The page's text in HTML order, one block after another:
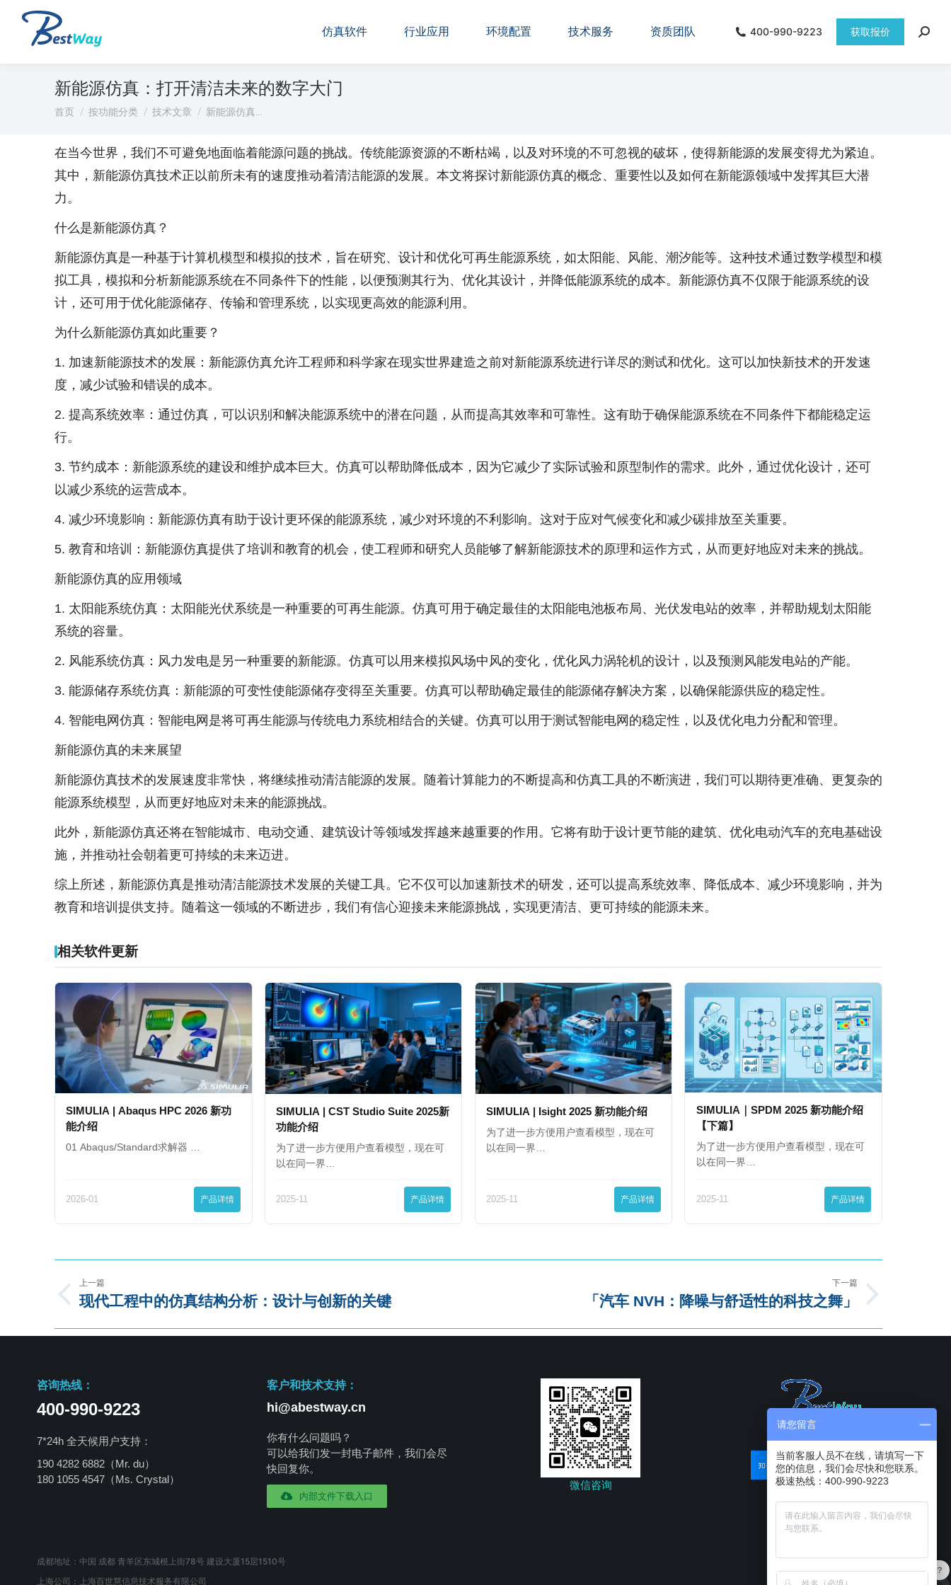
仿真软件 行业应用 环境配置 技术服务 资质团队 400-990-9223 获取报价
新能源仿真：打开清洁未来的数字大门
您在这里：
首页 按功能分类 技术文章 新能源仿真…
在当今世界，我们不可避免地面临着能源问题的挑战。传统能源资源的不断枯竭，以及对环境的不可忽视的破坏，使得新能源的发展变得尤为紧迫。
其中，新能源仿真技术正以前所未有的速度推动着清洁能源的发展。本文将探讨新能源仿真的概念、重要性以及如何在新能源领域中发挥其巨大潜
力。
什么是新能源仿真？
新能源仿真是一种基于计算机模型和模拟的技术，旨在研究、设计和优化可再生能源系统，如太阳能、风能、潮汐能等。这种技术通过数学模型和模
拟工具，模拟和分析新能源系统在不同条件下的性能，以便预测其行为、优化其设计，并降低能源系统的成本。新能源仿真不仅限于能源系统的设
计，还可用于优化能源储存、传输和管理系统，以实现更高效的能源利用。
为什么新能源仿真如此重要？
1. 加速新能源技术的发展：新能源仿真允许工程师和科学家在现实世界建造之前对新能源系统进行详尽的测试和优化。这可以加快新技术的开发速
度，减少试验和错误的成本。
2. 提高系统效率：通过仿真，可以识别和解决能源系统中的潜在问题，从而提高其效率和可靠性。这有助于确保能源系统在不同条件下都能稳定运
行。
3. 节约成本：新能源系统的建设和维护成本巨大。仿真可以帮助降低成本，因为它减少了实际试验和原型制作的需求。此外，通过优化设计，还可
以减少系统的运营成本。
4. 减少环境影响：新能源仿真有助于设计更环保的能源系统，减少对环境的不利影响。这对于应对气候变化和减少碳排放至关重要。
5. 教育和培训：新能源仿真提供了培训和教育的机会，使工程师和研究人员能够了解新能源技术的原理和运作方式，从而更好地应对未来的挑战。
新能源仿真的应用领域
1. 太阳能系统仿真：太阳能光伏系统是一种重要的可再生能源。仿真可用于确定最佳的太阳能电池板布局、光伏发电站的效率，并帮助规划太阳能
系统的容量。
2. 风能系统仿真：风力发电是另一种重要的新能源。仿真可以用来模拟风场中风的变化，优化风力涡轮机的设计，以及预测风能发电站的产能。
3. 能源储存系统仿真：新能源的可变性使能源储存变得至关重要。仿真可以帮助确定最佳的能源储存解决方案，以确保能源供应的稳定性。
4. 智能电网仿真：智能电网是将可再生能源与传统电力系统相结合的关键。仿真可以用于测试智能电网的稳定性，以及优化电力分配和管理。
新能源仿真的未来展望
新能源仿真技术的发展速度非常快，将继续推动清洁能源的发展。随着计算能力的不断提高和仿真工具的不断演进，我们可以期待更准确、更复杂的
能源系统模型，从而更好地应对未来的能源挑战。
此外，新能源仿真还将在智能城市、电动交通、建筑设计等领域发挥越来越重要的作用。它将有助于设计更节能的建筑、优化电动汽车的充电基础设
施，并推动社会朝着更可持续的未来迈进。
综上所述，新能源仿真是推动清洁能源技术发展的关键工具。它不仅可以加速新技术的研发，还可以提高系统效率、降低成本、减少环境影响，并为
教育和培训提供支持。随着这一领域的不断进步，我们有信心迎接未来能源挑战，实现更清洁、更可持续的能源未来。
相关软件更新
SIMULIA | Abaqus HPC 2026 新功
能介绍
01 Abaqus/Standard求解器 …
2026-01 产品详情
SIMULIA | CST Studio Suite 2025新
功能介绍
为了进一步方便用户查看模型，现在可
以在同一界…
2025-11 产品详情
SIMULIA | Isight 2025 新功能介绍
为了进一步方便用户查看模型，现在可
以在同一界…
2025-11 产品详情
SIMULIA｜SPDM 2025 新功能介绍
【下篇】
为了进一步方便用户查看模型，现在可
以在同一界…
2025-11 产品详情
上一篇
现代工程中的仿真结构分析：设计与创新的关键
下一篇
「汽车 NVH：降噪与舒适性的科技之舞」
咨询热线：
400-990-9223
7*24h 全天候用户支持：
190 4282 6882（Mr. du）
180 1055 4547 （Ms. Crystal）
客户和技术支持：
hi@abestway.cn
你有什么问题吗？
可以给我们发一封电子邮件，我们会尽
快回复你。
内部文件下载入口
微信咨询
成都地址：中国 成都 青羊区东城根上街78号 建设大厦15层1510号
上海公司：上海百世慧信息技术服务有限公司
产品可以试用吗？
请您留言
当前客服人员不在线，请填写一下
您的信息，我们会尽快和您联系。
极速热线：400-990-9223